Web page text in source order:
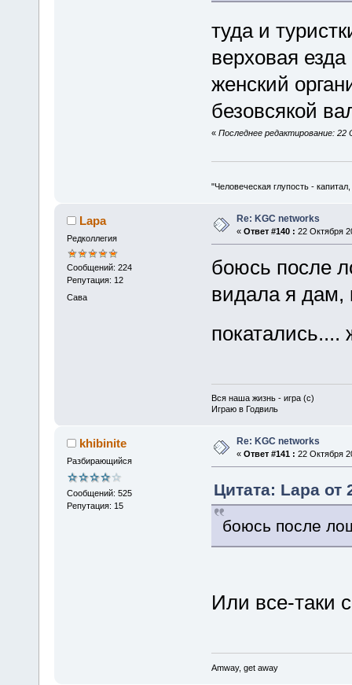
туда и
верховая езда
женский
безовсякой
« Последнее редактирование:
"Человеческая глупость -
Lapa
Редколлегия
Сообщений: 224
Репутация: 12
Сава
Re: KGC networks
« Ответ #140 : 22 Октября
боюсь после
видала я дам,
Вся наша жизнь - игра (с)
Играю в Годвиль
khibinite
Разбирающийся
Сообщений: 525
Репутация: 15
Re: KGC networks
« Ответ #141 : 22 Октября
Цитата: Lapa от
боюсь после
Или все-таки
Amway, get away